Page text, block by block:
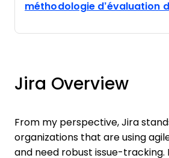
méthodologie d’évaluation
Jira Overview
From my perspective, Jira
organizations that are using
and need robust issue-tracking.